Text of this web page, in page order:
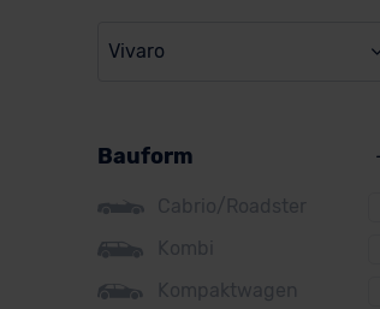
Citroen
Cupra
DS
Dacia
Vivaro
Bauform
Cabrio/Roadster
Kombi
Kompaktwagen